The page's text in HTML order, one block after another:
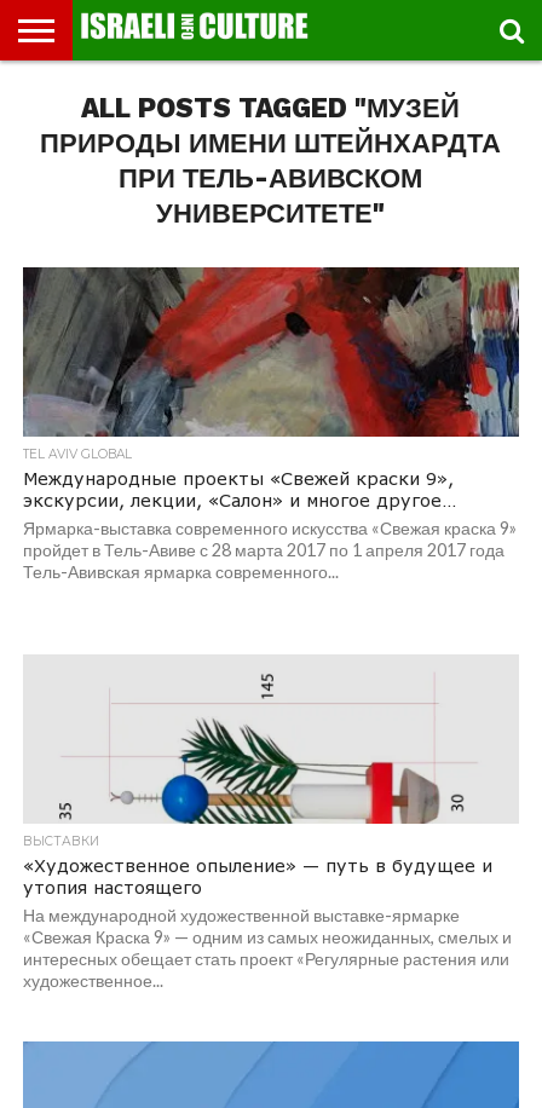
МУЗЕИ
СТРАНА
ФЕСТИВАЛЕЙ
ТЕАТР
КНИГИ.
ТЕКСТЫ
МУЗЫКА
РЕЛИГИЯ/
ИСТОРИЯ
ДВИЖЕНИЕ
ДЕТИ
ВЫХОДНОГО
ДНЯ
МАРШРУТЫ
ПРОГУЛЬЩИКА
ВИДЕО-
РЕЧИ
ВПЕЧАТЛЕНИЯ
ВСТРЕЧИ
ЛЕКЦИИ
ИНТЕРВЬЮ
КИНО
AVIV
GLOBAL
ALL POSTS TAGGED "МУЗЕЙ
ПРИРОДЫ ИМЕНИ ШТЕЙНХАРДТА
ПРИ ТЕЛЬ-АВИВСКОМ
УНИВЕРСИТЕТЕ"
TEL AVIV GLOBAL
Международные проекты «Свежей краски 9»,
экскурсии, лекции, «Салон» и многое другое…
Ярмарка-выставка современного искусства «Свежая краска 9»
пройдет в Тель-Авиве с 28 марта 2017 по 1 апреля 2017 года
Тель-Авивская ярмарка современного...
ВЫСТАВКИ
«Художественное опыление» — путь в будущее и
утопия настоящего
На международной художественной выставке-ярмарке
«Свежая Краска 9» — одним из самых неожиданных, смелых и
интересных обещает стать проект «Регулярные растения или
художественное...